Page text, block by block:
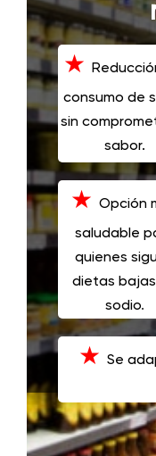
★
consumo de
sin
sabor.
★Opción
saludable
quienes
dietas
sodio.
★ Se